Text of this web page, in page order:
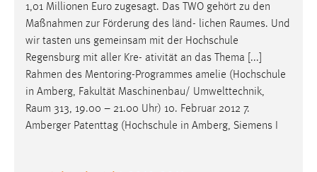
1,01 Millionen Euro zugesagt. Das TWO gehört zu den
Maßnahmen zur Förderung des länd- lichen Raumes. Und
wir tasten uns gemeinsam mit der Hochschule
Regensburg mit aller Kre- ativität an das Thema [...]
Rahmen des Mentoring-Programmes amelie (Hochschule
in Amberg, Fakultät Maschinenbau/ Umwelttechnik,
Raum 313, 19.00 – 21.00 Uhr) 10. Februar 2012 7.
Amberger Patenttag (Hochschule in Amberg, Siemens I